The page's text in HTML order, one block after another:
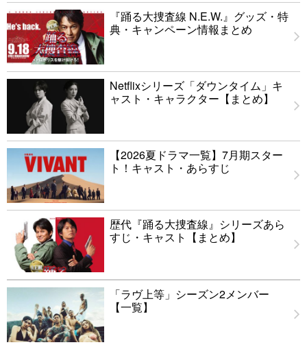
『踊る大捜査線 N.E.W.』グッズ・特
典・キャンペーン情報まとめ
Netflixシリーズ「ダウンタイム」キ
ャスト・キャラクター【まとめ】
【2026夏ドラマ一覧】7月期スター
ト！キャスト・あらすじ
歴代『踊る大捜査線』シリーズあら
すじ・キャスト【まとめ】
「ラヴ上等」シーズン2メンバー
【一覧】